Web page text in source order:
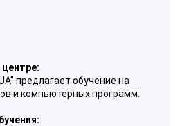
предлагает обучение на
и компьютерных программ.